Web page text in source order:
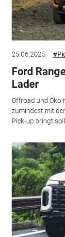
25.06.2025
Ford
Lader
Offroad und Öko
zumindest mit
Pick-up bringt